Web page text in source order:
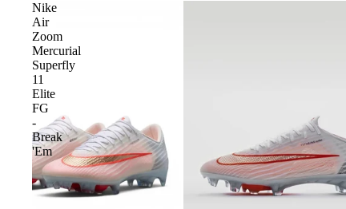
Nike
Air
Zoom
Mercurial
Superfly
11
Elite
FG
-
Break
'Em